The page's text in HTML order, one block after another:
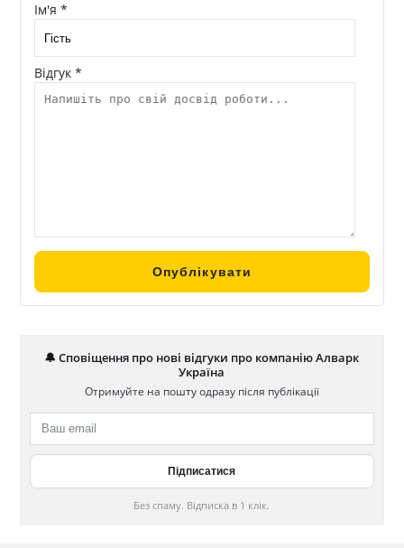
Ім'я *
Відгук *
🔔 Сповіщення про нові відгуки про компанію Алварк
Україна
Отримуйте на пошту одразу після публікації
Без спаму. Відписка в 1 клік.